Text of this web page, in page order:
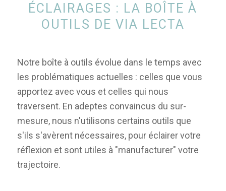
ÉCLAIRAGES : LA BOÎTE À
OUTILS DE VIA LECTA
Notre boîte à outils évolue dans le temps avec
les problématiques actuelles : celles que vous
apportez avec vous et celles qui nous
traversent. En adeptes convaincus du sur-
mesure, nous n'utilisons certains outils que
s'ils s'avèrent nécessaires, pour éclairer votre
réflexion et sont utiles à "manufacturer" votre
trajectoire.